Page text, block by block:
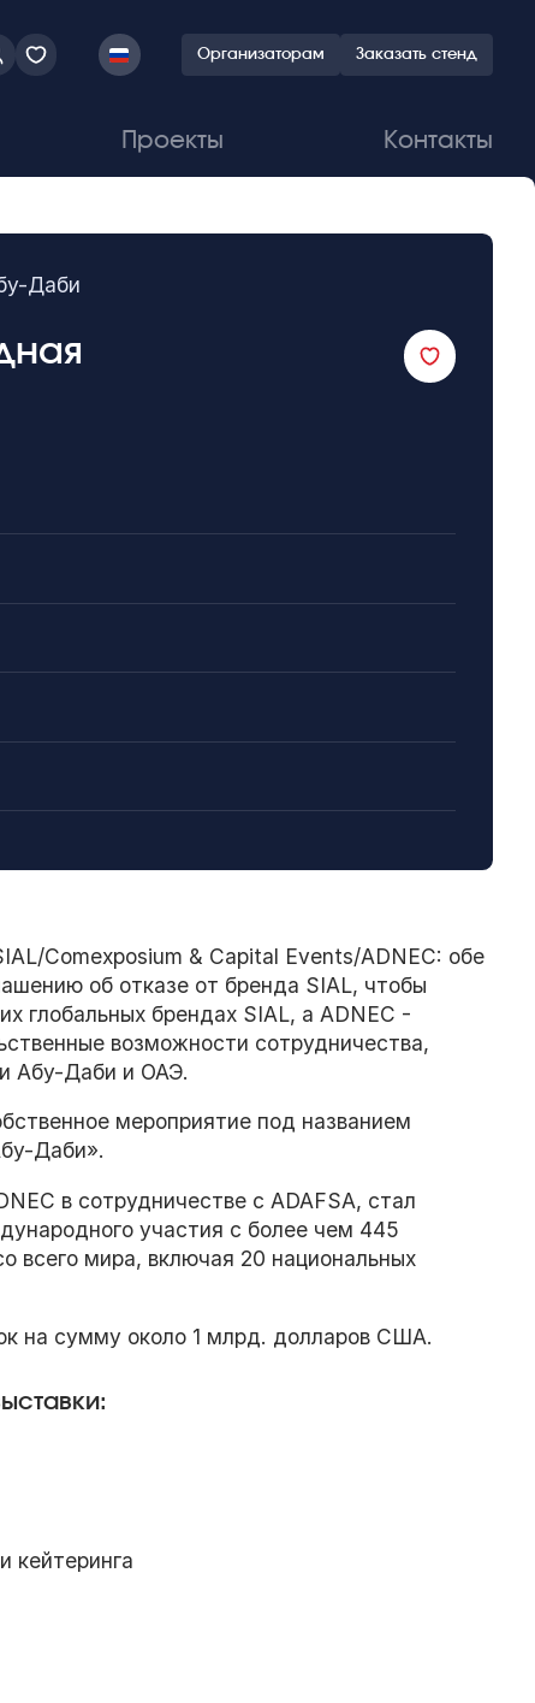
Организаторам Заказать стенд
Проекты Контакты
Даби
Comexposium & Capital Events/ADNEC: обе
об отказе от бренда SIAL, чтобы
глобальных брендах SIAL, а ADNEC -
возможности сотрудничества,
Абу-Даби и ОАЭ.
мероприятие под названием
Даби».
в сотрудничестве с ADAFSA, стал
участия с более чем 445
всего мира, включая 20 национальных
на сумму около 1 млрд. долларов США.
кейтеринга